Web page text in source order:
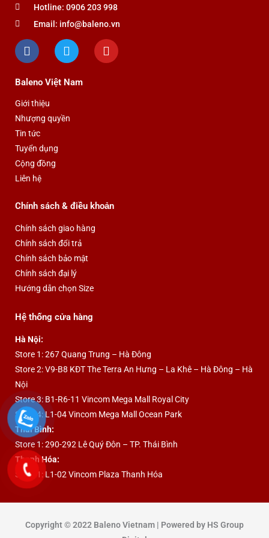
thể
được
trên
sản
phẩm
Hotline: 0906 203 998
Email: info@baleno.vn
F
a
c
b
o
o
k
T
w
i
t
Y
o
u
Baleno Việt Nam
Giới thiệu
Nhượng quyền
Tin tức
Tuyển dụng
Cộng đồng
Liên hệ
Chính sách & điều khoản
Chính sách giao hàng
Chính sách đổi trả
Chính sách bảo mật
Chính sách đại lý
Hướng dẫn chọn Size
Hệ thống cửa hàng
Hà Nội:
Store 1: 267 Quang Trung – Hà Đông
Store 2: V9-B8 KĐT The Terra An Hưng – La Khê – Hà Đông – Hà
Nội
Store 3: B1-R6-11 Vincom Mega Mall Royal City
Store 4: L1-04 Vincom Mega Mall Ocean Park
Thái Bình:
Store 1: 290-292 Lê Quý Đôn – TP. Thái Bình
Thanh Hóa:
Store 1: L1-02 Vincom Plaza Thanh Hóa
Copyright © 2022 Baleno Vietnam | Powered by HS Group